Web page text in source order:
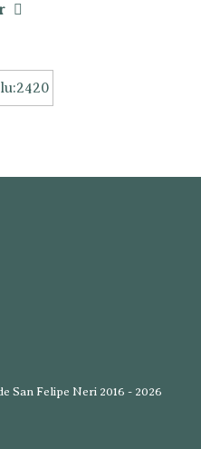
San Felipe Neri 2016 - 2026